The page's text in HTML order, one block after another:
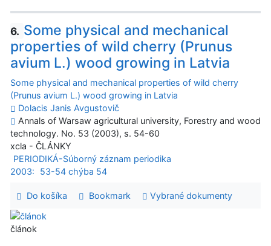
6. Some physical and mechanical
properties of wild cherry (Prunus
avium L.) wood growing in Latvia
Some physical and mechanical properties of wild cherry
(Prunus avium L.) wood growing in Latvia
Dolacis Janis Avgustovič
Annals of Warsaw agricultural university, Forestry and wood
technology. No. 53 (2003), s. 54-60
xcla - ČLÁNKY
PERIODIKÁ-Súborný záznam periodika
2003:
53-54 chýba 54
Do košíka Bookmark Vybrané dokumenty
článok